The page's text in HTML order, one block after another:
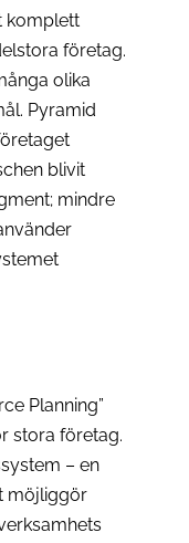
komplett
företag.
olika
Pyramid
blivit
mindre
Planning”
stora företag.
– en
möjliggör